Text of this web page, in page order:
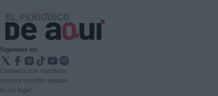
Síguenos en:
Contacta con nosotros
Conoce nuestro equipo
Aviso legal